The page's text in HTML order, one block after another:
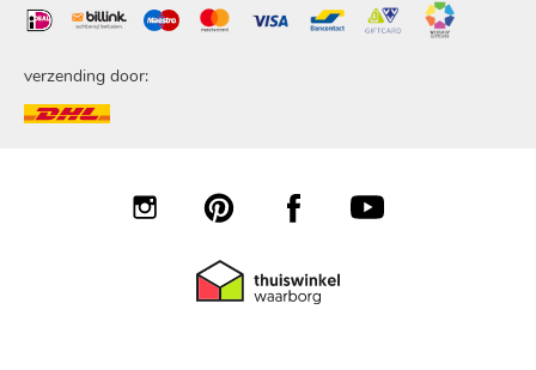
verzending door: